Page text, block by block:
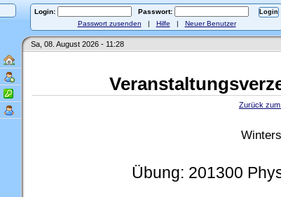
Login:
Passwort:
Passwort zusenden | Hilfe | Neuer Benutzer
Sa, 08. August 2026 - 11:28
Zurück
Übung: 201300